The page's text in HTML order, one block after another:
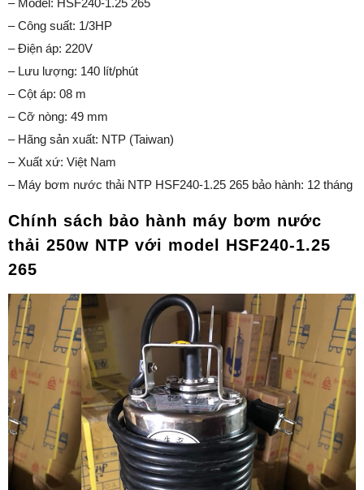
– Model: HSF240-1.25 265
– Công suất: 1/3HP
– Điện áp: 220V
– Lưu lượng: 140 lít/phút
– Cột áp: 08 m
– Cỡ nòng: 49 mm
– Hãng sản xuất: NTP (Taiwan)
– Xuất xứ: Việt Nam
– Máy bơm nước thải NTP HSF240-1.25 265 bảo hành: 12 tháng
Chính sách bảo hành máy bơm nước
thải 250w NTP với model HSF240-1.25
265